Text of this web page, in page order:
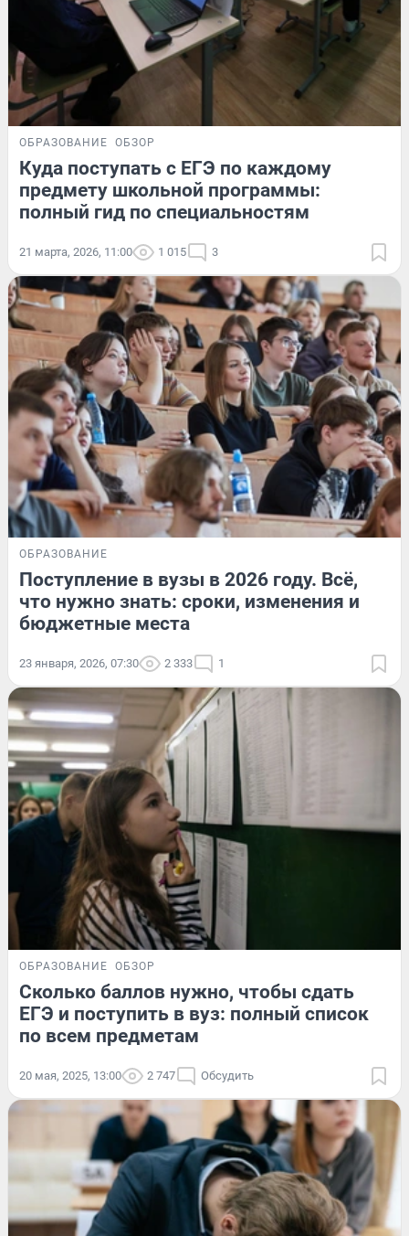
ОБРАЗОВАНИЕ ОБЗОР
Куда поступать с ЕГЭ по каждому
предмету школьной программы:
полный гид по специальностям
21 марта, 2026, 11:00 1 015 3
ОБРАЗОВАНИЕ
Поступление в вузы в 2026 году. Всё,
что нужно знать: сроки, изменения и
бюджетные места
23 января, 2026, 07:30 2 333 1
ОБРАЗОВАНИЕ ОБЗОР
Сколько баллов нужно, чтобы сдать
ЕГЭ и поступить в вуз: полный список
по всем предметам
20 мая, 2025, 13:00 2 747 Обсудить